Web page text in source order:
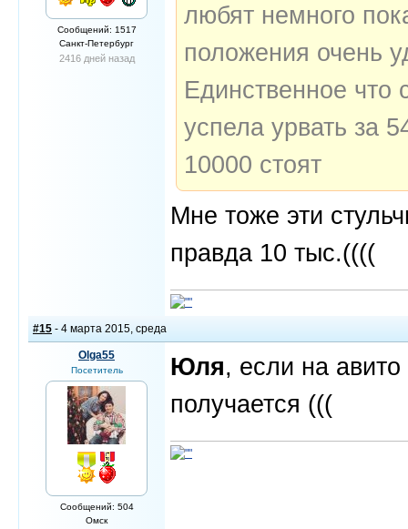
Сообщений: 1517
Санкт-Петербург
2416 дней назад
любят немного
положения очень
Единственное что
успела урвать за
10000 стоят
Мне тоже эти
правда 10 тыс.((((
#15 - 4 марта 2015, среда
Olga55
Посетитель
Сообщений: 504
Омск
Юля, если на авито
получается (((